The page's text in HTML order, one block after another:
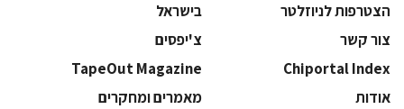
הצטרפות לניוזלטר
בישראל
צור קשר
צ'יפסים
Chiportal Index
TapeOut Magazine
אודות
מאמרים ומחקרים